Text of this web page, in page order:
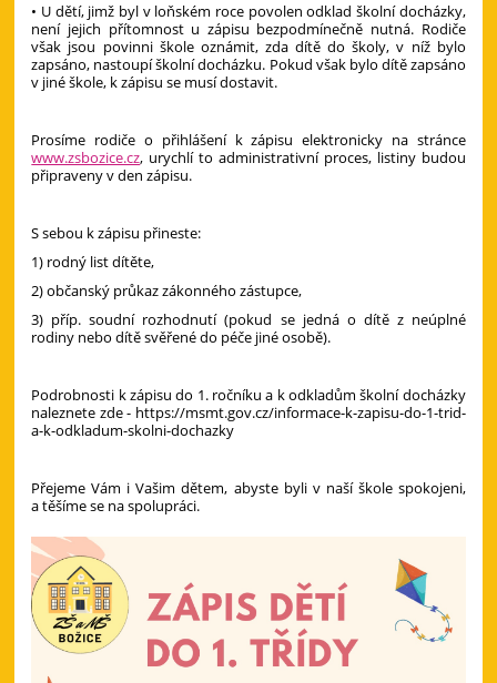
• U dětí, jimž byl v loňském roce povolen odklad školní docházky,
není jejich přítomnost u zápisu bezpodmínečně nutná. Rodiče
však jsou povinni škole oznámit, zda dítě do školy, v níž bylo
zapsáno, nastoupí školní docházku. Pokud však bylo dítě zapsáno
v jiné škole, k zápisu se musí dostavit.
Prosíme rodiče o přihlášení k zápisu elektronicky na stránce
www.zsbozice.cz, urychlí to administrativní proces, listiny budou
připraveny v den zápisu.
S sebou k zápisu přineste:
1) rodný list dítěte,
2) občanský průkaz zákonného zástupce,
3) příp. soudní rozhodnutí (pokud se jedná o dítě z neúplné
rodiny nebo dítě svěřené do péče jiné osobě).
Podrobnosti k zápisu do 1. ročníku a k odkladům školní docházky
naleznete zde - https://msmt.gov.cz/informace-k-zapisu-do-1-trid-
a-k-odkladum-skolni-dochazky
Přejeme Vám i Vašim dětem, abyste byli v naší škole spokojeni,
a těšíme se na spolupráci.